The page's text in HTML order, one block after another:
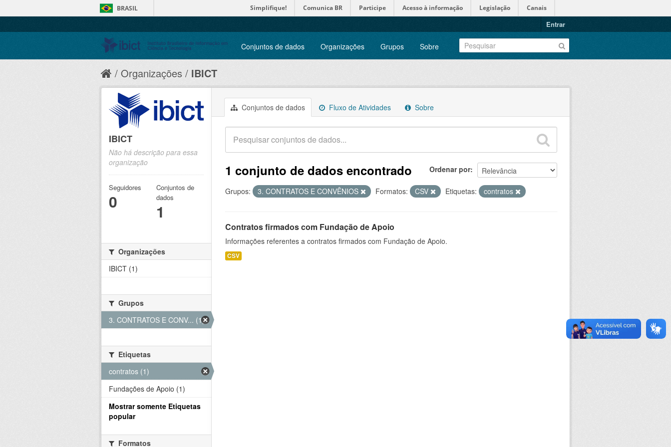
BRASIL Simplifique! Comunica BR Participe Acesso à informação Legislação Canais
Entrar
Conjuntos de dados Organizações Grupos Sobre
Organizações IBICT
Conjuntos de dados Fluxo de Atividades Sobre
Ordenar por
1 conjunto de dados encontrado
Grupos: 3. CONTRATOS E CONVÊNIOS Formatos: CSV Etiquetas: contratos
Contratos firmados com Fundação de Apoio
Informações referentes a contratos firmados com Fundação de Apoio.
CSV
IBICT
Não há descrição para essa
organização
Seguidores
0
Conjuntos de
dados
1
Organizações
IBICT (1)
Grupos
3. CONTRATOS E CONV... (1)
Etiquetas
contratos (1)
Fundações de Apoio (1)
Mostrar somente Etiquetas
popular
Formatos